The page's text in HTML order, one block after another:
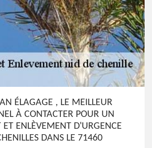
ÉLAGAGE , LE MEILLEUR
À CONTACTER POUR UN
ENLÈVEMENT D'URGENCE
DANS LE 71460